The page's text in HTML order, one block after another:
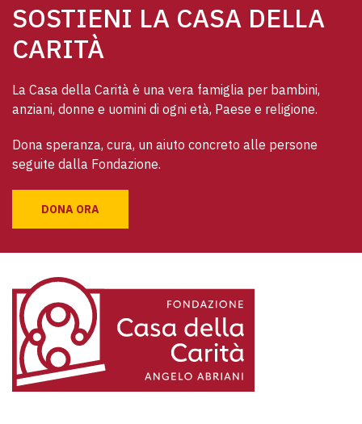
SOSTIENI LA CASA DELLA
CARITÀ
La Casa della Carità è una vera famiglia per bambini,
anziani, donne e uomini di ogni età, Paese e religione.
Dona speranza, cura, un aiuto concreto alle persone
seguite dalla Fondazione.
DONA ORA